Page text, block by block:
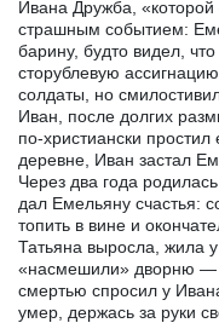
Ивана Дружба,
страшным событием:
барину, будто видел,
сторублевую
солдаты, но
Иван, после долгих
по-христиански
деревне, Иван застал
Через два года
дал Емельяну счастья:
топить в вине и
Татьяна выросла, жила
«насмешили» дворню —
смертью спросил у
умер, держась за руки